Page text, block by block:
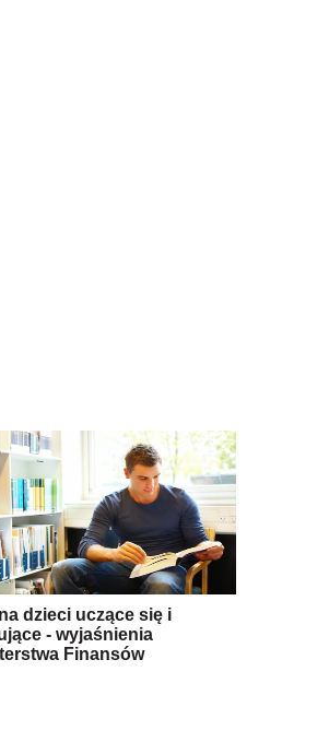
dzieci uczące się i
- wyjaśnienia
Finansów